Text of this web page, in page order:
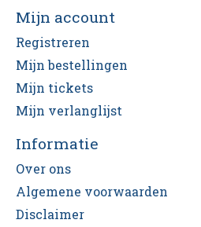
Mijn account
Registreren
Mijn bestellingen
Mijn tickets
Mijn verlanglijst
Informatie
Over ons
Algemene voorwaarden
Disclaimer